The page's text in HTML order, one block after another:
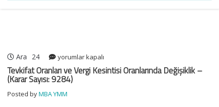
Ara 24
Tevkifat
Oranları
ve
Kesintisi
yorumlar kapalı
Tevkifat Oranları ve Vergi Kesintisi Oranlarında Değişiklik –
(Karar Sayısı: 9284)
Posted byMBA YMM